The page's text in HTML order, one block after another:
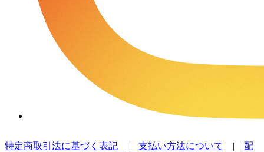
特定商取引法に基づく表記 | 支払い方法について | 配